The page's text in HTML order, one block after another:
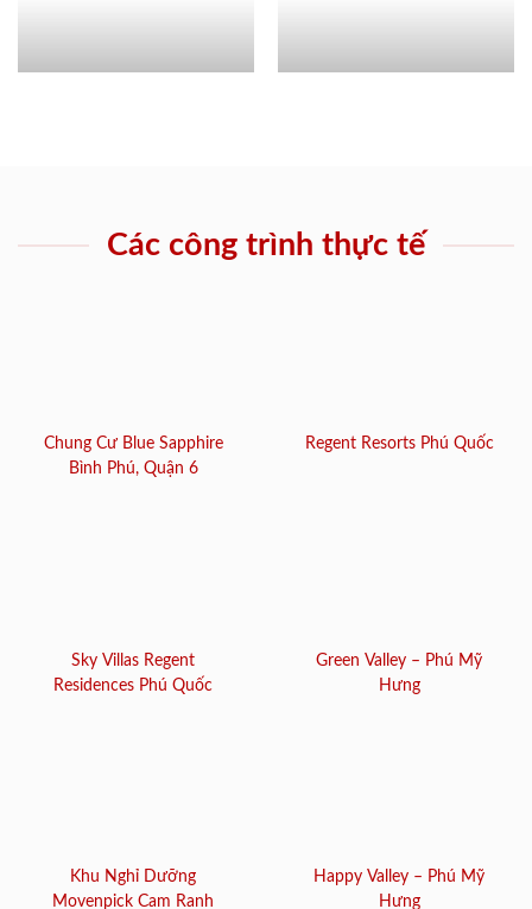
Các công trình thực tế
Chung Cư Blue Sapphire
Bình Phú, Quận 6
Regent Resorts Phú Quốc
Sky Villas Regent
Residences Phú Quốc
Green Valley – Phú Mỹ
Hưng
Khu Nghỉ Dưỡng
Movenpick Cam Ranh
Happy Valley – Phú Mỹ
Hưng